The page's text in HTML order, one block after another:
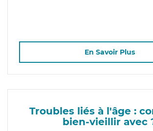
En Savoir Plus
Troubles liés à l'âge :
bien-vieillir avec